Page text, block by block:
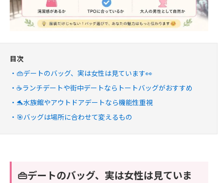
目次
👜デートのバッグ、実は女性は見ています👀
☕ランチデートや街中デートならトートバッグがおすすめ
🐬水族館やアウトドアデートなら機能性重視
🎯バッグは場所に合わせて変えるもの
👜デートのバッグ、実は女性は見ていま